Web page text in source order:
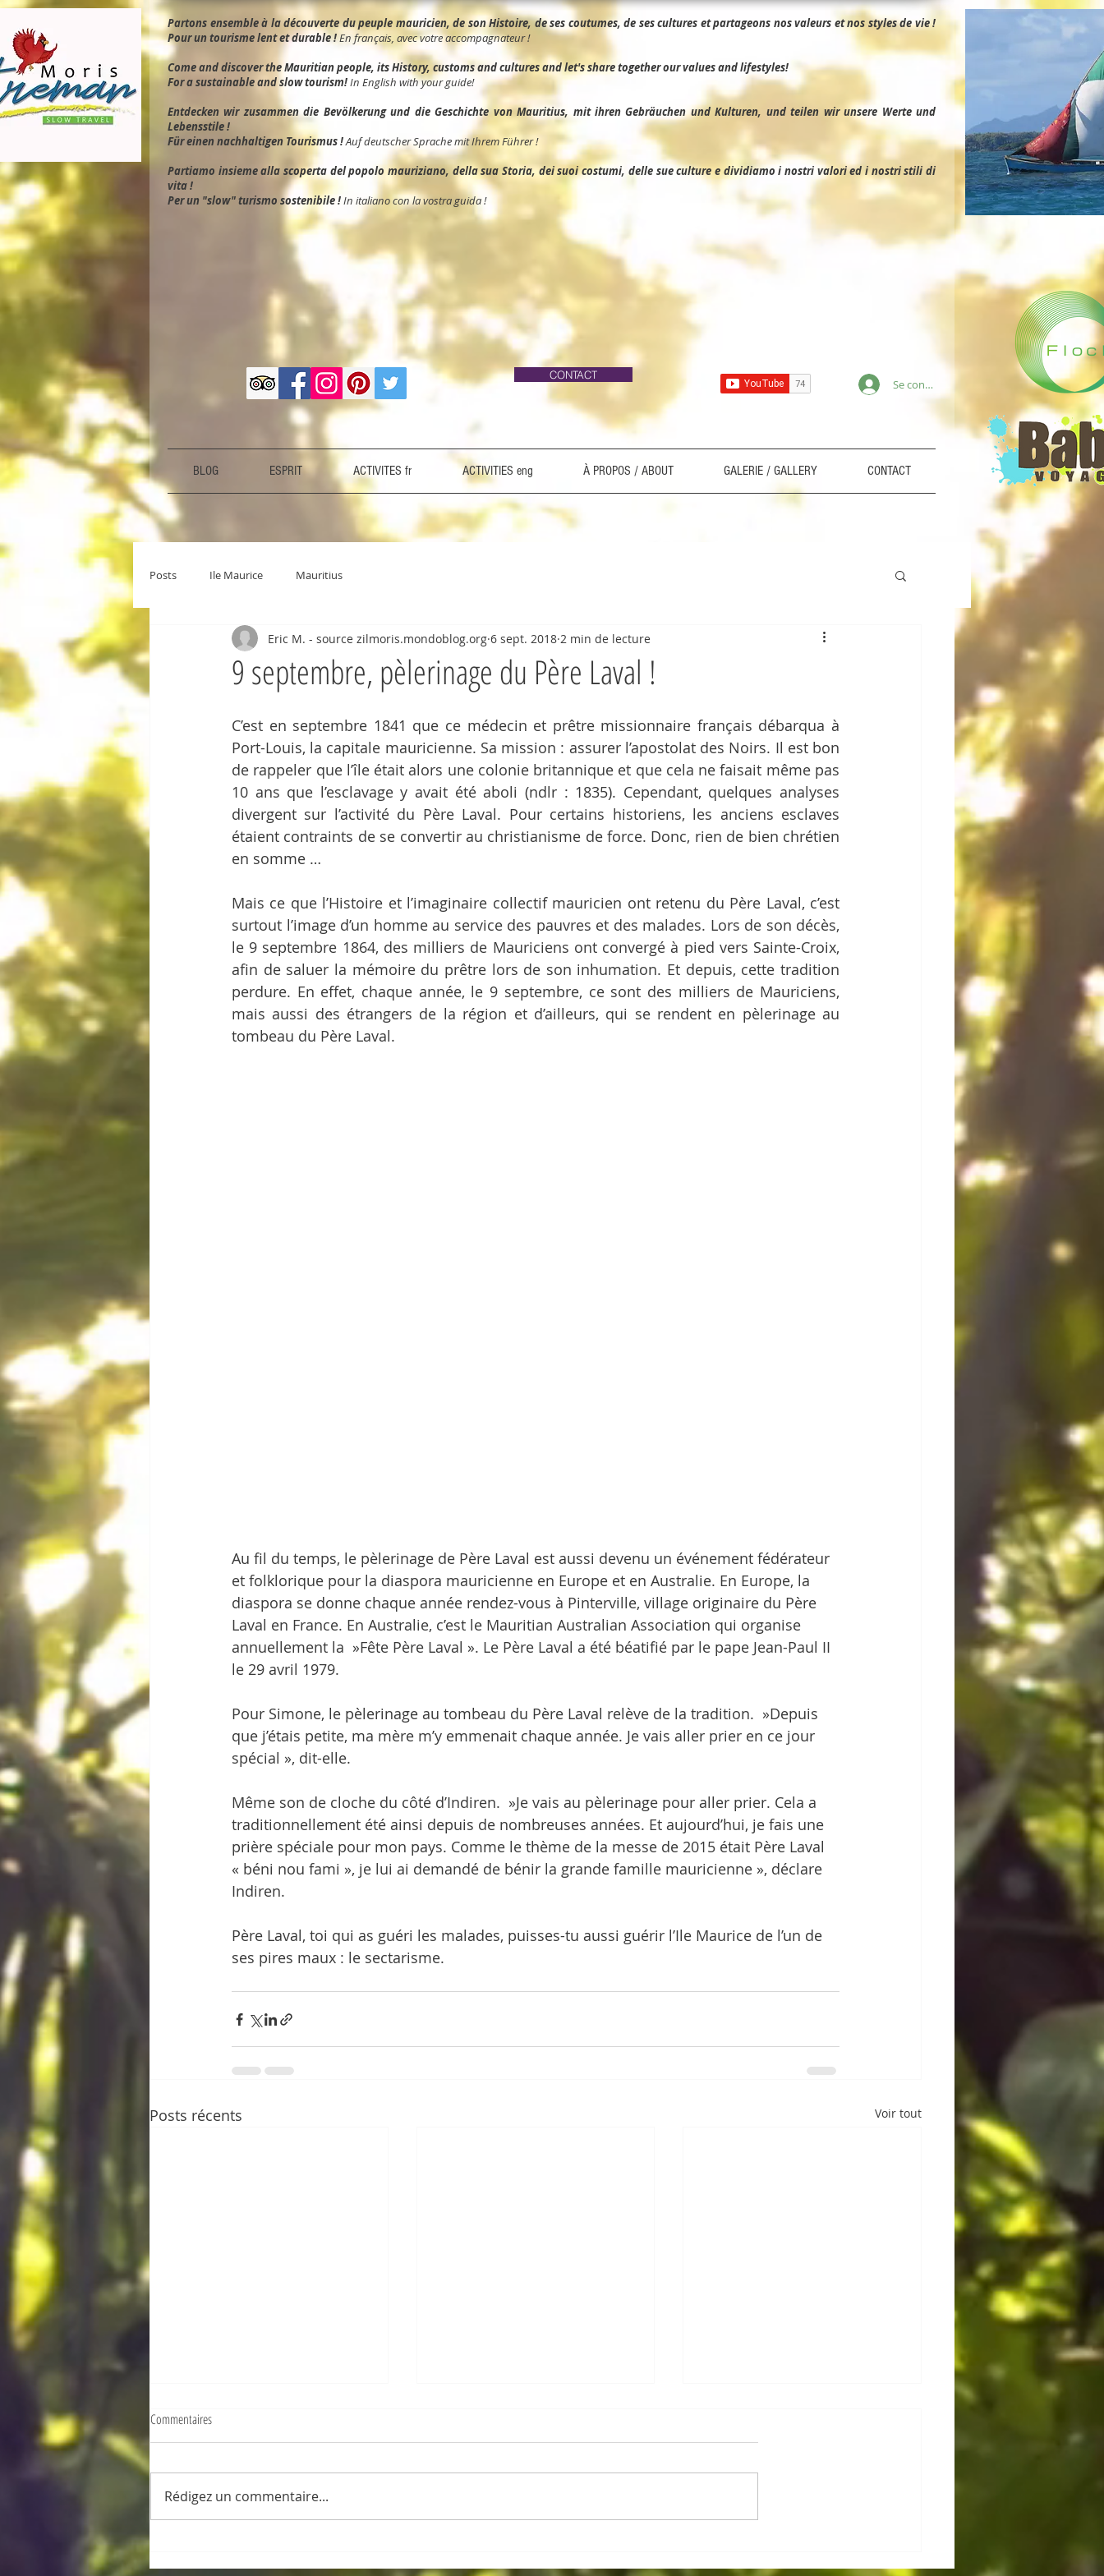
Partons ensemble à la découverte du peuple mauricien, de son Histoire, de ses coutumes, de ses cultures et partageons nos valeurs et nos styles de vie !
Pour un tourisme lent et durable !En français, avec votre accompagnateur !
Come and discover the Mauritian people, its History, customs and cultures and let's share together our values and lifestyles!
For a sustainable and slow tourism!In English with your guide!
Entdecken wir zusammen die Bevölkerung und die Geschichte von Mauritius, mit ihren Gebräuchen und Kulturen, und teilen wir unsere Werte und
Lebensstile !
Für einen nachhaltigen Tourismus !Auf deutscher Sprache mit Ihrem Führer !
Partiamo insieme alla scoperta del popolo mauriziano, della sua Storia, dei suoi costumi, delle sue culture e dividiamo i nostri valori ed i nostri stili di
vita !
Per un "slow" turismo sostenibile !In italiano con la vostra guida !
CONTACT
Se connecter
BLOG ESPRIT ACTIVITES fr ACTIVITIES eng À PROPOS / ABOUT GALERIE / GALLERY CONTACT
Posts Ile Maurice Mauritius
9 septembre, pèlerinage du Père Laval !
Eric M. - source zilmoris.mondoblog.org 6 sept. 2018 2 min de lecture
C’est en septembre 1841 que ce médecin et prêtre missionnaire français débarqua à
Port-Louis, la capitale mauricienne. Sa mission : assurer l’apostolat des Noirs. Il est bon
de rappeler que l’île était alors une colonie britannique et que cela ne faisait même pas
10 ans que l’esclavage y avait été aboli (ndlr : 1835). Cependant, quelques analyses
divergent sur l’activité du Père Laval. Pour certains historiens, les anciens esclaves
étaient contraints de se convertir au christianisme de force. Donc, rien de bien chrétien
en somme …
Mais ce que l’Histoire et l’imaginaire collectif mauricien ont retenu du Père Laval, c’est
surtout l’image d’un homme au service des pauvres et des malades. Lors de son décès,
le 9 septembre 1864, des milliers de Mauriciens ont convergé à pied vers Sainte-Croix,
afin de saluer la mémoire du prêtre lors de son inhumation. Et depuis, cette tradition
perdure. En effet, chaque année, le 9 septembre, ce sont des milliers de Mauriciens,
mais aussi des étrangers de la région et d’ailleurs, qui se rendent en pèlerinage au
tombeau du Père Laval.
Au fil du temps, le pèlerinage de Père Laval est aussi devenu un événement fédérateur
et folklorique pour la diaspora mauricienne en Europe et en Australie. En Europe, la
diaspora se donne chaque année rendez-vous à Pinterville, village originaire du Père
Laval en France. En Australie, c’est le Mauritian Australian Association qui organise
annuellement la  »Fête Père Laval ». Le Père Laval a été béatifié par le pape Jean-Paul II
le 29 avril 1979.
Pour Simone, le pèlerinage au tombeau du Père Laval relève de la tradition.  »Depuis
que j’étais petite, ma mère m’y emmenait chaque année. Je vais aller prier en ce jour
spécial », dit-elle.
Même son de cloche du côté d’Indiren.  »Je vais au pèlerinage pour aller prier. Cela a
traditionnellement été ainsi depuis de nombreuses années. Et aujourd’hui, je fais une
prière spéciale pour mon pays. Comme le thème de la messe de 2015 était Père Laval
« béni nou fami », je lui ai demandé de bénir la grande famille mauricienne », déclare
Indiren.
Père Laval, toi qui as guéri les malades, puisses-tu aussi guérir l’Ile Maurice de l’un de
ses pires maux : le sectarisme.
Posts récents Voir tout
Otreman !
Commentaires
Rédigez un commentaire...